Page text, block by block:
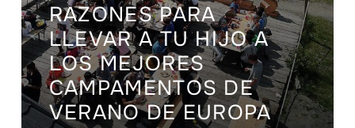
RAZONES PARA
LLEVAR A TU HIJO A
LOS MEJORES
CAMPAMENTOS DE
VERANO DE EUROPA